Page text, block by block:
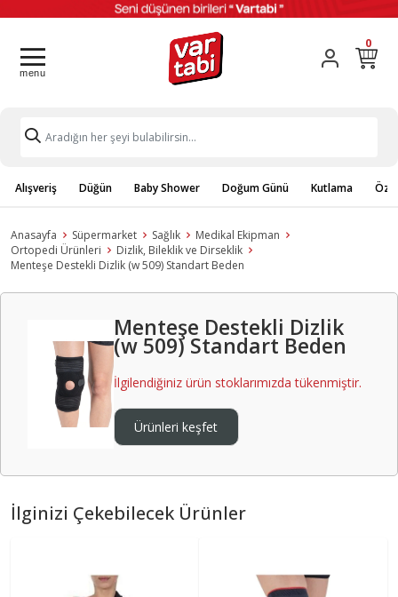
0
Alışveriş Düğün Baby Shower Doğum Günü Kutlama
Anasayfa Süpermarket Sağlık
Medikal Ekipman
Ortopedi Ürünleri
Dizlik, Bileklik ve Dirseklik
Menteşe Destekli Dizlik (w 509) Standart Beden
Menteşe Destekli Dizlik
(w 509) Standart Beden
İlgilendiğiniz ürün stoklarımızda tükenmiştir.
Ürünleri keşfet
İlginizi Çekebilecek Ürünler